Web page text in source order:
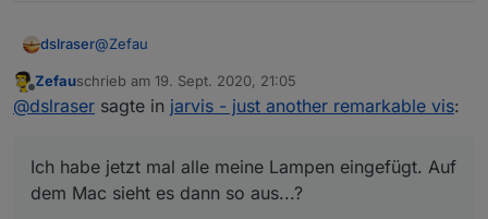
dslraser@Zefau
Ich habe jetzt mal alle meine Lampen eingefügt. Auf
dem Mac sieht es dann so aus...?
Offline
Zefauschrieb am 19. Sept. 2020, 21:05
zuletzt editiert von
@dslraser sagte in jarvis - just another remarkable vis:
Ich habe jetzt mal alle meine Lampen eingefügt. Auf
dem Mac sieht es dann so aus...?